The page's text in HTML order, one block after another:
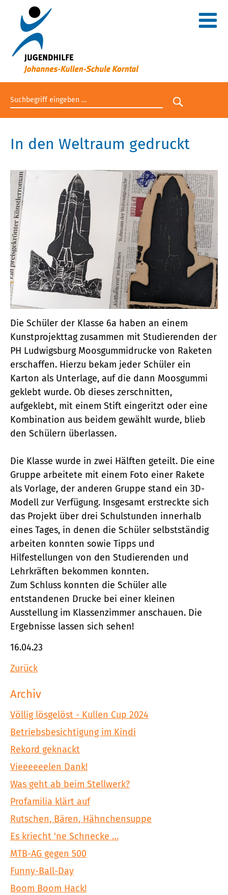
Suchbegriff eingeben
Suche
In den Weltraum gedruckt
Die Schüler der Klasse 6a haben an einem
Kunstprojekttag zusammen mit Studierenden der
PH Ludwigsburg Moosgummidrucke von Raketen
erschaffen. Hierzu bekam jeder Schüler ein
Karton als Unterlage, auf die dann Moosgummi
geklebt wurde. Ob dieses zerschnitten,
aufgeklebt, mit einem Stift eingeritzt oder eine
Kombination aus beidem gewählt wurde, blieb
den Schülern überlassen.
Die Klasse wurde in zwei Hälften geteilt. Die eine
Gruppe arbeitete mit einem Foto einer Rakete
als Vorlage, der anderen Gruppe stand ein 3D-
Modell zur Verfügung. Insgesamt erstreckte sich
das Projekt über drei Schulstunden innerhalb
eines Tages, in denen die Schüler selbstständig
arbeiten konnten sowie Tipps und
Hilfestellungen von den Studierenden und
Lehrkräften bekommen konnten.
Zum Schluss konnten die Schüler alle
entstandenen Drucke bei einer kleinen
Ausstellung im Klassenzimmer anschauen. Die
Ergebnisse lassen sich sehen!
16.04.23
Zurück
Archiv
Völlig lösgelöst - Kullen Cup 2024
Betriebsbesichtigung im Kindi
Rekord geknackt
Vieeeeeelen Dank!
Was geht ab beim Stellwerk?
Profamilia klärt auf
Rutschen, Bären, Hähnchensuppe
Es kriecht 'ne Schnecke …
MTB-AG gegen 500
Funny-Ball-Day
Boom Boom Hack!